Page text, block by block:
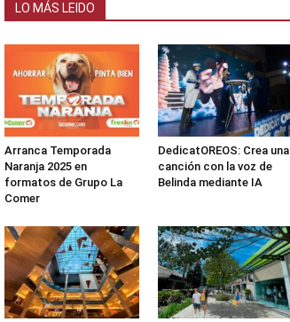
LO MÁS LEIDO
Arranca Temporada
Naranja 2025 en
formatos de Grupo La
Comer
DedicatOREOS: Crea una
canción con la voz de
Belinda mediante IA